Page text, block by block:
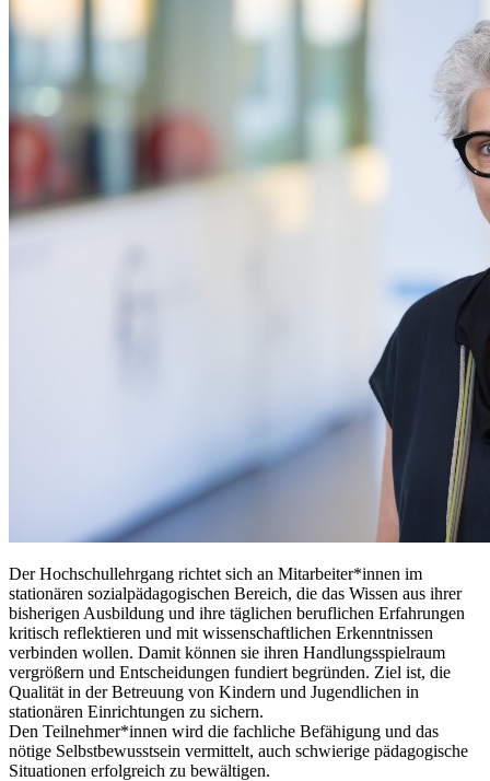
Der Hochschullehrgang richtet sich an Mitarbeiter*innen im
stationären sozialpädagogischen Bereich, die das Wissen aus ihrer
bisherigen Ausbildung und ihre täglichen beruflichen Erfahrungen
kritisch reflektieren und mit wissenschaftlichen Erkenntnissen
verbinden wollen. Damit können sie ihren Handlungsspielraum
vergrößern und Entscheidungen fundiert begründen. Ziel ist, die
Qualität in der Betreuung von Kindern und Jugendlichen in
stationären Einrichtungen zu sichern.
Den Teilnehmer*innen wird die fachliche Befähigung und das
nötige Selbstbewusstsein vermittelt, auch schwierige pädagogische
Situationen erfolgreich zu bewältigen.